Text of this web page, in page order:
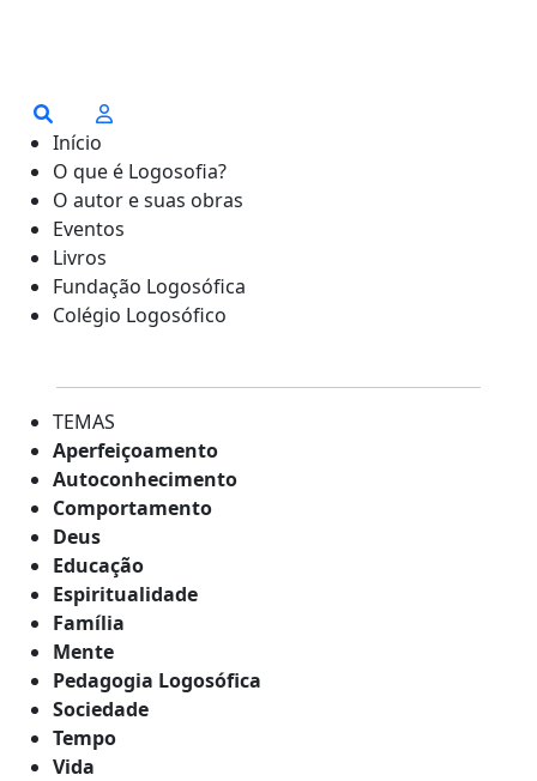
Início
O que é Logosofia?
O autor e suas obras
Eventos
Livros
Fundação Logosófica
Colégio Logosófico
TEMAS
Aperfeiçoamento
Autoconhecimento
Comportamento
Deus
Educação
Espiritualidade
Família
Mente
Pedagogia Logosófica
Sociedade
Tempo
Vida